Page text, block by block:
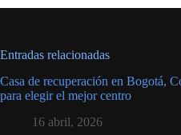
Entradas relacionadas
Casa de recuperación en Bogotá,
para elegir el mejor centro
16 abril, 2026